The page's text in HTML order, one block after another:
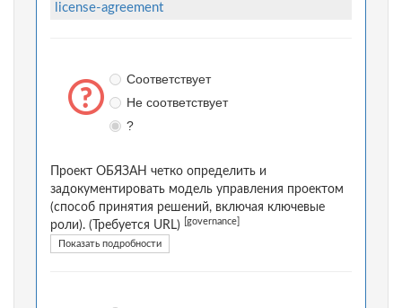
license-agreement
Соответствует
Не соответствует
?
Проект ОБЯЗАН четко определить и
задокументировать модель управления проектом
(способ принятия решений, включая ключевые
роли). (Требуется URL)
[governance]
Показать подробности